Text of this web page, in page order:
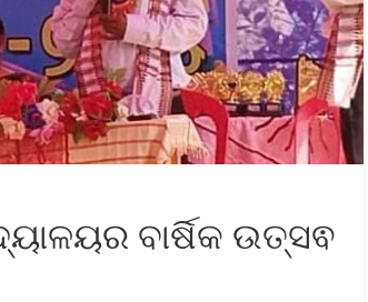
ବାର୍ଷିକ ଉତ୍ସଵ